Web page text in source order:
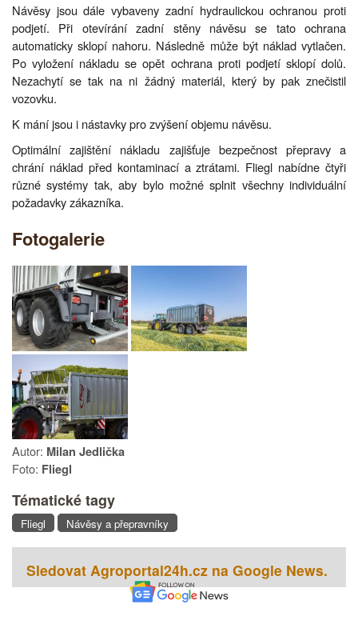
Návěsy jsou dále vybaveny zadní hydraulickou ochranou proti
podjetí. Při otevírání zadní stěny návěsu se tato ochrana
automaticky sklopí nahoru. Následně může být náklad vytlačen.
Po vyložení nákladu se opět ochrana proti podjetí sklopí dolů.
Nezachytí se tak na ni žádný materiál, který by pak znečistil
vozovku.
K mání jsou i nástavky pro zvýšení objemu návěsu.
Optimální zajištění nákladu zajišťuje bezpečnost přepravy a
chrání náklad před kontaminací a ztrátami. Fliegl nabídne čtyři
různé systémy tak, aby bylo možné splnit všechny individuální
požadavky zákazníka.
Fotogalerie
Autor: Milan Jedlička
Foto: Fliegl
Tématické tagy
Fliegl Návěsy a přepravníky
Sledovat Agroportal24h.cz na Google News.